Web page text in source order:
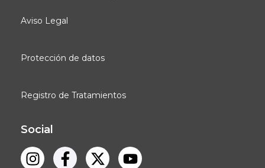
Aviso Legal
Protección de datos
Registro de Tratamientos
Social